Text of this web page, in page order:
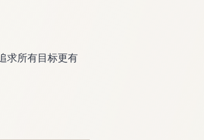
求所有目标更有